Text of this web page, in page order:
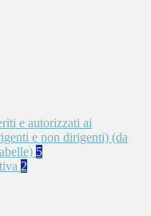
e autorizzati ai
e non dirigenti) (da
5
2